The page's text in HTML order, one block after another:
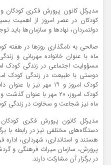
مدیرکل کانون پرورش فکری کودکان
کودکان در عصر امروز از اهمیت
دولتمردان، نهادها و سازمان‌ها باید
کودک امروز و ۱۹ مهر
ماه نیز شجاعت و سخاوت در زندگی
مدیرکل کانون پرورش فکری
دستگاه‌های مختلفی نیز در رابطه با
هستند و استانداری، شهرداری،
پرورش، سازمان میراث فرهنگی و
در برگزار آن مشارکت دارند.